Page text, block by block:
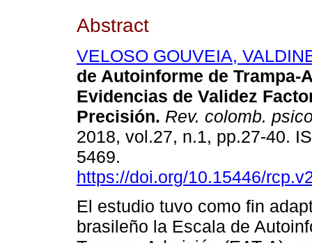
Abstract
VELOSO GOUVEIA,
de Autoinforme de Trampa-
Evidencias de Validez
Precisión. Rev. colomb.
2018, vol.27, n.1, pp.27-40.
5469.
https://doi.org/10.15446/
El estudio tuvo como fin
brasileño la Escala de